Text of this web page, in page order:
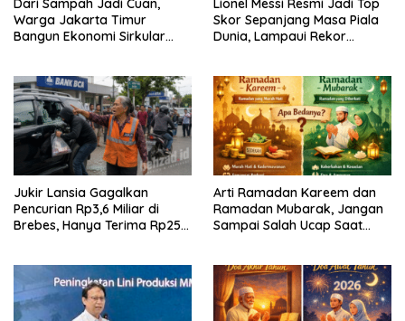
Dari Sampah Jadi Cuan,
Warga Jakarta Timur
Bangun Ekonomi Sirkular
Lionel Messi Resmi Jadi Top
Skor Sepanjang Masa Piala
Dunia, Lampaui Rekor
Jukir Lansia Gagalkan
Pencurian Rp3,6 Miliar di
Brebes, Hanya Terima Rp25
Arti Ramadan Kareem dan
Ramadan Mubarak, Jangan
Sampai Salah Ucap Saat